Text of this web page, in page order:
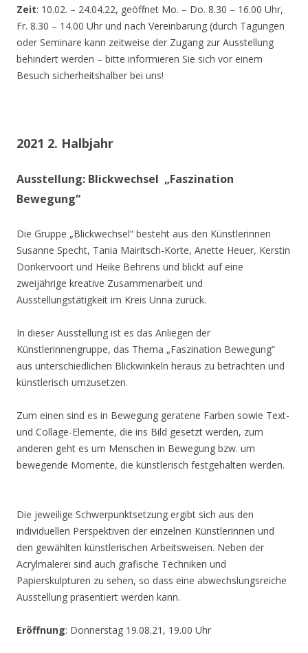
Zeit: 10.02. – 24.04.22, geöffnet Mo. – Do. 8.30 – 16.00 Uhr,
Fr. 8.30 – 14.00 Uhr und nach Vereinbarung (durch Tagungen
oder Seminare kann zeitweise der Zugang zur Ausstellung
behindert werden – bitte informieren Sie sich vor einem
Besuch sicherheitshalber bei uns!
2021 2. Halbjahr
Ausstellung: Blickwechsel „Faszination
Bewegung“
Die Gruppe „Blickwechsel“ besteht aus den Künstlerinnen
Susanne Specht, Tania Mairitsch-Korte, Anette Heuer, Kerstin
Donkervoort und Heike Behrens und blickt auf eine
zweijährige kreative Zusammenarbeit und
Ausstellungstätigkeit im Kreis Unna zurück.
In dieser Ausstellung ist es das Anliegen der
Künstlerinnengruppe, das Thema „Faszination Bewegung“
aus unterschiedlichen Blickwinkeln heraus zu betrachten und
künstlerisch umzusetzen.
Zum einen sind es in Bewegung geratene Farben sowie Text-
und Collage-Elemente, die ins Bild gesetzt werden, zum
anderen geht es um Menschen in Bewegung bzw. um
bewegende Momente, die künstlerisch festgehalten werden.
Die jeweilige Schwerpunktsetzung ergibt sich aus den
individuellen Perspektiven der einzelnen Künstlerinnen und
den gewählten künstlerischen Arbeitsweisen. Neben der
Acrylmalerei sind auch grafische Techniken und
Papierskulpturen zu sehen, so dass eine abwechslungsreiche
Ausstellung präsentiert werden kann.
Eröffnung: Donnerstag 19.08.21, 19.00 Uhr